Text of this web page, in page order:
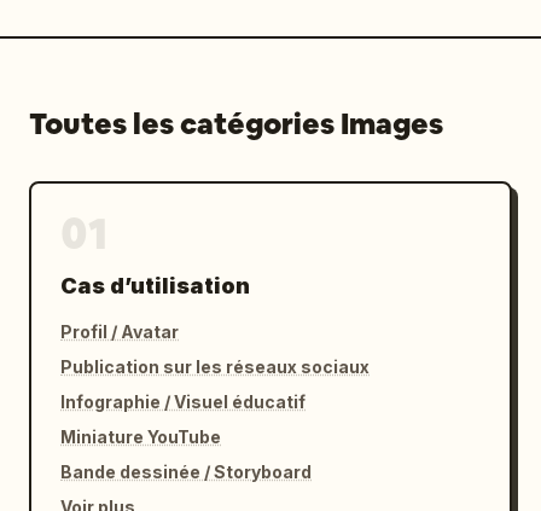
Toutes les catégories Images
Cas d’utilisation
Profil / Avatar
Publication sur les réseaux sociaux
Infographie / Visuel éducatif
Miniature YouTube
Bande dessinée / Storyboard
Voir plus